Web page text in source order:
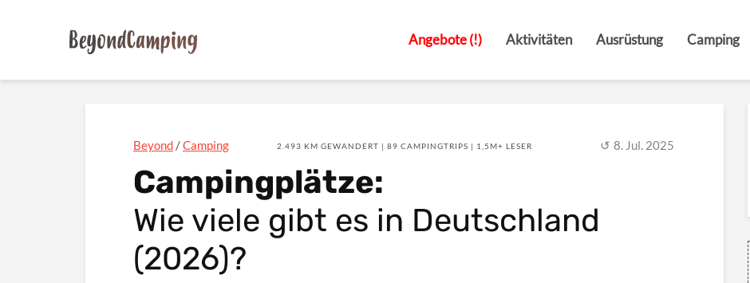
Angebote (!) Aktivitäten Ausrüstung Camping
Beyond /Camping 2.493 KM GEWANDERT | 89 CAMPINGTRIPS | 1,5M+ LESER 8. Jul. 2025
Campingplätze:
Wie viele gibt es in Deutschland
(2026)?